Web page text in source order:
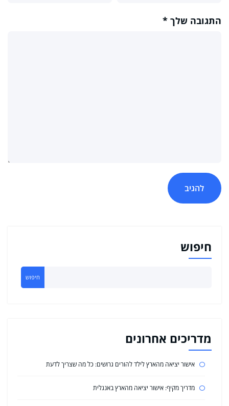
התגובה שלך *
חיפוש
חיפוש
מדריכים אחרונים
אישור יציאה מהארץ לילד להורים גרושים: כל מה שצריך לדעת
מדריך מקיף: אישור יציאה מהארץ באנגלית